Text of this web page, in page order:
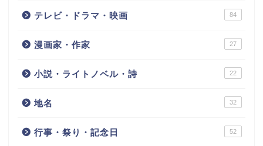
テレビ・ドラマ・映画 84
漫画家・作家 27
小説・ライトノベル・詩 22
地名 32
行事・祭り・記念日 52